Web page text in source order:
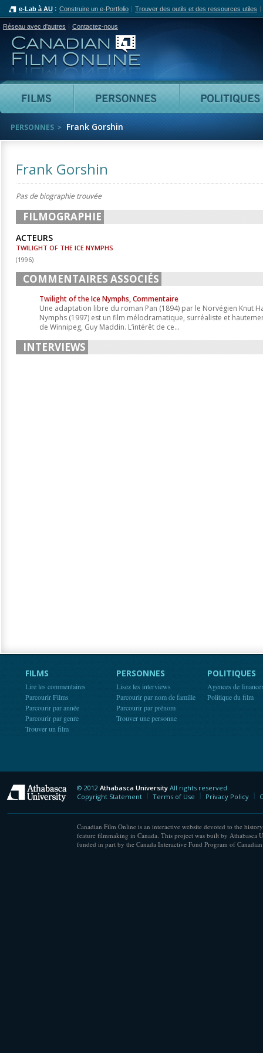
e-Lab à AU Construire un e-Portfolio Trouver des outils et des ressources utiles
Réseau avec d'autres Contactez-nous
Canadian Film Online
Films Personnes
PERSONNES Frank Gorshin
Frank Gorshin
Pas de biographie trouvée
FILMOGRAPHIE
ACTEURS
TWILIGHT OF THE ICE NYMPHS
(1996)
COMMENTAIRES ASSOCIÉS
Twilight of the Ice Nymphs, Commentaire
Une adaptation libre du roman Pan (1894) par le Norvégien Knut
Nymphs (1997) est un film mélodramatique, surréaliste et
de Winnipeg, Guy Maddin. L’intérêt de ce...
INTERVIEWS
FILMS
Lire les commentaires
Parcourir Films
Parcourir par année
Parcourir par genre
Trouver un film
PERSONNES
Lisez les interviews
Parcourir par nom de famille
Parcourir par prénom
Trouver une personne
POLITIQUES
Agences de
Politique du film
Athabasca University
© 2012 Athabasca University All rights reserved.
Copyright Statement
Terms of Use Privacy Policy
Canadian Film Online is an interactive website devoted to the
feature filmmaking in Canada. This project was built by Athabasca
funded in part by the Canada Interactive Fund Program of